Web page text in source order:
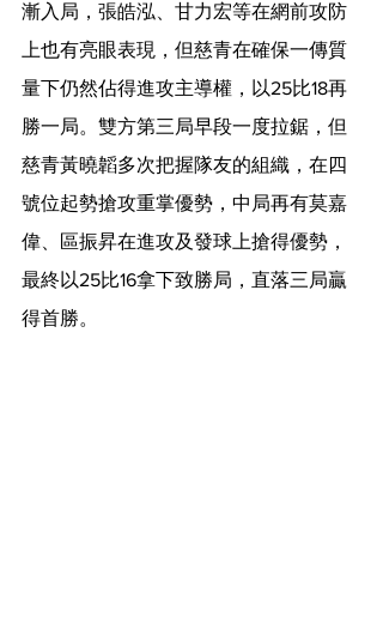
漸入局，張皓泓、甘力宏等在網前攻防
上也有亮眼表現，但慈青在確保一傳質
量下仍然佔得進攻主導權，以25比18再
勝一局。雙方第三局早段一度拉鋸，但
慈青黃曉韜多次把握隊友的組織，在四
號位起勢搶攻重掌優勢，中局再有莫嘉
偉、區振昇在進攻及發球上搶得優勢，
最終以25比16拿下致勝局，直落三局贏
得首勝。